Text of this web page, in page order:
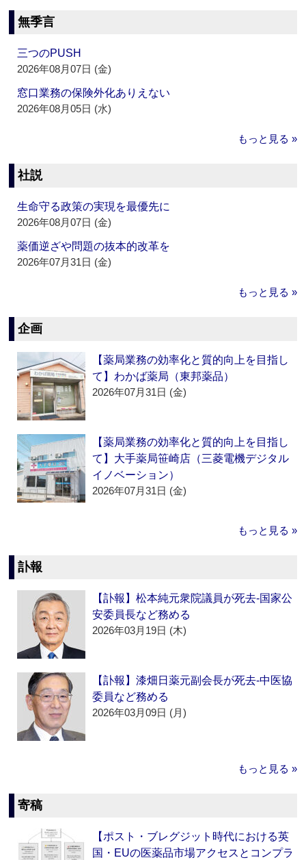
無季言
三つのPUSH
2026年08月07日 (金)
窓口業務の保険外化ありえない
2026年08月05日 (水)
もっと見る »
社説
生命守る政策の実現を最優先に
2026年08月07日 (金)
薬価逆ざや問題の抜本的改革を
2026年07月31日 (金)
もっと見る »
企画
【薬局業務の効率化と質的向上を目指し
て】わかば薬局（東邦薬品）
2026年07月31日 (金)
【薬局業務の効率化と質的向上を目指し
て】大手薬局笹崎店（三菱電機デジタル
イノベーション）
2026年07月31日 (金)
もっと見る »
訃報
【訃報】松本純元衆院議員が死去‐国家公
安委員長など務める
2026年03月19日 (木)
【訃報】漆畑日薬元副会長が死去‐中医協
委員など務める
2026年03月09日 (月)
もっと見る »
寄稿
【ポスト・ブレグジット時代における英
国・EUの医薬品市場アクセスとコンプラ